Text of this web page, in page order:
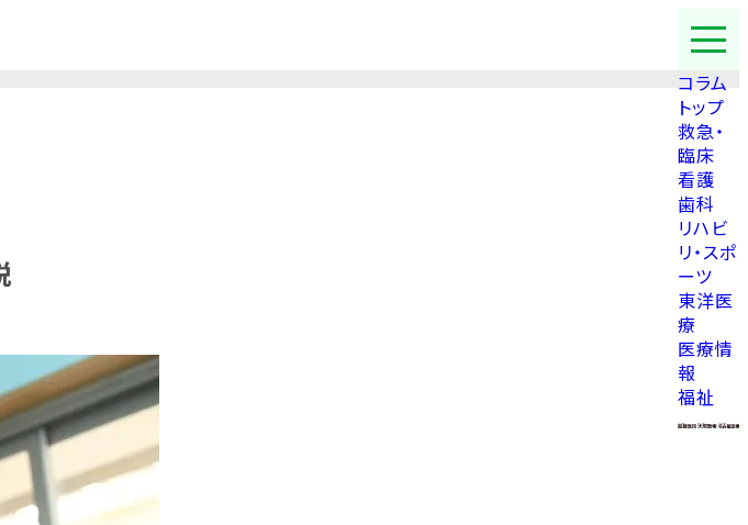
コラム
トップ
救急・
臨床
看護
歯科
リハビ
リ・スポ
ーツ
東洋医
療
医療情
報
福祉